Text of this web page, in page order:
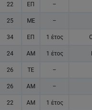
22 ΕΠ –
25 ΜΕ –
34 ΕΠ 1 έτος
24 ΑΜ 1 έτος
26 ΤΕ –
26 ΑΜ –
22 ΑΜ 1 έτος